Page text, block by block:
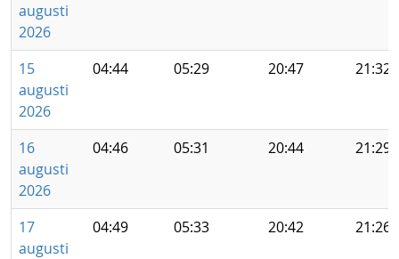
augusti
2026
15
augusti
2026
04:44 05:29 20:47 21:32
16
augusti
2026
04:46 05:31 20:44 21:29
17
augusti
04:49 05:33 20:42 21:26